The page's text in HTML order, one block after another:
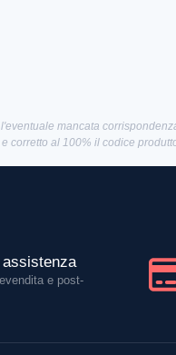
mancata
corretto al 100% il codice
e post-